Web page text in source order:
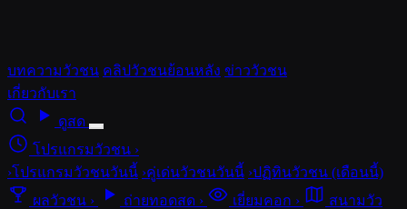
บทความวัวชน คลิปวัวชนย้อนหลัง ข่าววัวชน
เกี่ยวกับเรา
ดูสด
โปรแกรมวัวชน ›
›โปรแกรมวัวชนวันนี้ ›คู่เด่นวัวชนวันนี้ ›ปฏิทินวัวชน (เดือนนี้)
ผลวัวชน › ถ่ายทอดสด › เยี่ยมคอก ›
สนามวัว